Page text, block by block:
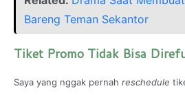
Bareng Teman Sekantor
Tiket Promo Tidak Bisa
Saya yang nggak pernah reschedule